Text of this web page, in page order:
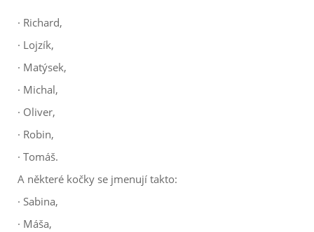
· Richard,
· Lojzík,
· Matýsek,
· Michal,
· Oliver,
· Robin,
· Tomáš.
A některé kočky se jmenují takto:
· Sabina,
· Máša,